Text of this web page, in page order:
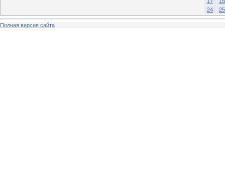
24
25
Полная версия сайта